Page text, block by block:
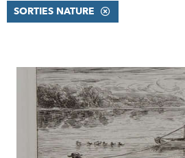
SORTIES NATURE
RÉSULTATS